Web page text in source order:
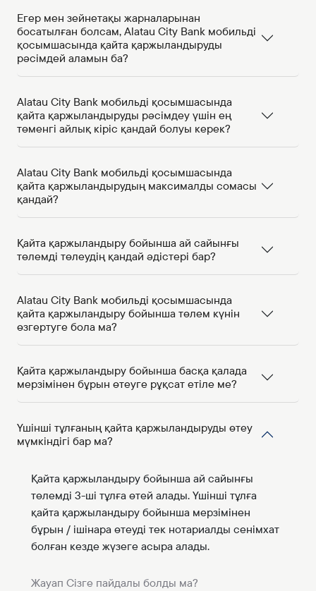
Егер мен зейнетақы жарналарынан
босатылған болсам, Alatau City Bank мобильді
қосымшасында қайта қаржыландыруды
рәсімдей аламын ба?
Alatau City Bank мобильді қосымшасында
қайта қаржыландыруды рәсімдеу үшін ең
төменгі айлық кіріс қандай болуы керек?
Alatau City Bank мобильді қосымшасында
қайта қаржыландырудың максималды сомасы
қандай?
Қайта қаржыландыру бойынша ай сайынғы
төлемді төлеудің қандай әдістері бар?
Alatau City Bank мобильді қосымшасында
қайта қаржыландыру бойынша төлем күнін
өзгертуге бола ма?
Қайта қаржыландыру бойынша басқа қалада
мерзімінен бұрын өтеуге рұқсат етіле ме?
Үшінші тұлғаның қайта қаржыландыруды өтеу
мүмкіндігі бар ма?
Қайта қаржыландыру бойынша ай сайынғы
төлемді 3-ші тұлға өтей алады. Үшінші тұлға
қайта қаржыландыру бойынша мерзімінен
бұрын / ішінара өтеуді тек нотариалды сенімхат
болған кезде жүзеге асыра алады.
Жауап Сізге пайдалы болды ма?